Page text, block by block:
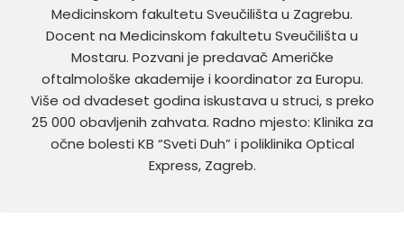
Medicinskom fakultetu Sveučilišta u Zagrebu.
Docent na Medicinskom fakultetu Sveučilišta u
Mostaru. Pozvani je predavač Američke
oftalmološke akademije i koordinator za Europu.
Više od dvadeset godina iskustava u struci, s preko
25 000 obavljenih zahvata. Radno mjesto: Klinika za
očne bolesti KB “Sveti Duh” i poliklinika Optical
Express, Zagreb.